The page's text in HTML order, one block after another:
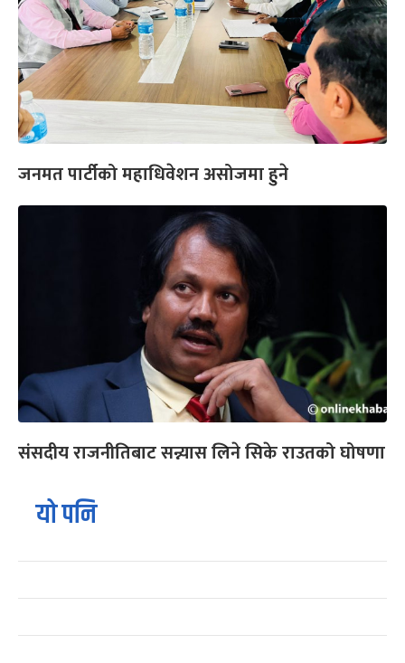
जनमत पार्टीको महाधिवेशन असोजमा हुने
संसदीय राजनीतिबाट सन्न्यास लिने सिके राउतको घोषणा
यो पनि